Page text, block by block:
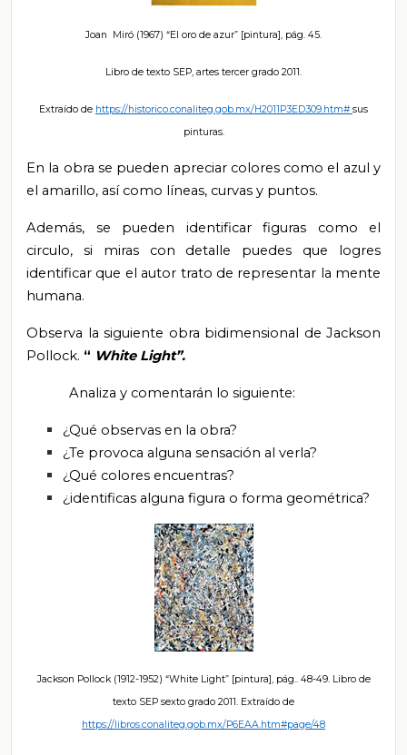
Joan Miró (1967) “El oro de azur” [pintura], pág. 45.
Libro de texto SEP, artes tercer grado 2011.
Extraído de https://historico.conaliteg.gob.mx/H2011P3ED309.htm# sus
pinturas.
En la obra se pueden apreciar colores como el azul y
el amarillo, así como líneas, curvas y puntos.
Además, se pueden identificar figuras como el
circulo, si miras con detalle puedes que logres
identificar que el autor trato de representar la mente
humana.
Observa la siguiente obra bidimensional de Jackson
Pollock. “ White Light”.
Analiza y comentarán lo siguiente:
¿Qué observas en la obra?
¿Te provoca alguna sensación al verla?
¿Qué colores encuentras?
¿identificas alguna figura o forma geométrica?
Jackson Pollock (1912-1952) “White Light” [pintura], pág.. 48-49. Libro de
texto SEP sexto grado 2011. Extraído de
https://libros.conaliteg.gob.mx/P6EAA.htm#page/48